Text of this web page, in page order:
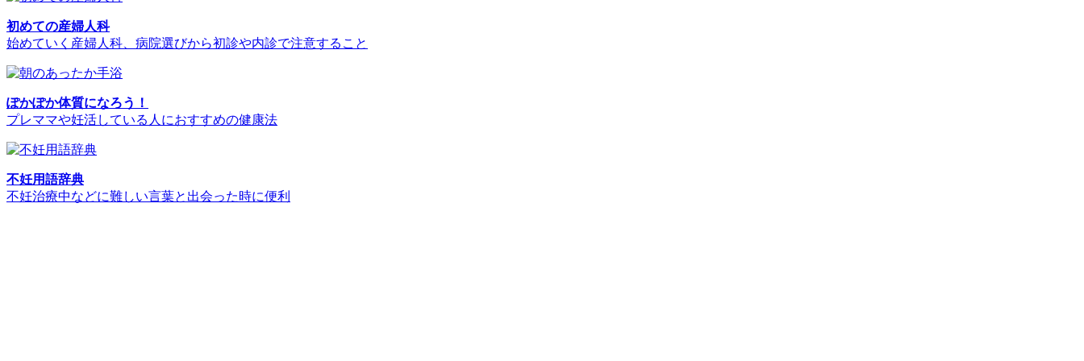
初めての産婦人科
始めていく産婦人科、病院選びから初診や内診で注意すること
ぽかぽか体質になろう！
プレママや妊活している人におすすめの健康法
不妊用語辞典
不妊治療中などに難しい言葉と出会った時に便利